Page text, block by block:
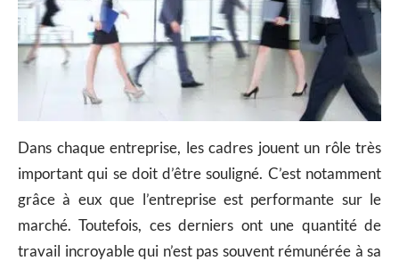
Dans chaque entreprise, les cadres jouent un rôle très
important qui se doit d’être souligné. C’est notamment
grâce à eux que l’entreprise est performante sur le
marché. Toutefois, ces derniers ont une quantité de
travail incroyable qui n’est pas souvent rémunérée à sa